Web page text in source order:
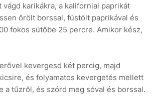
karikákra, a kaliforniai paprikát
őrölt borssal, füstölt paprikával és
fokos sütőbe 25 percre. Amikor kész,
kevergesd két percig, majd
és folyamatos kevergetés mellett
tűzről, és szórd meg sóval és borssal.